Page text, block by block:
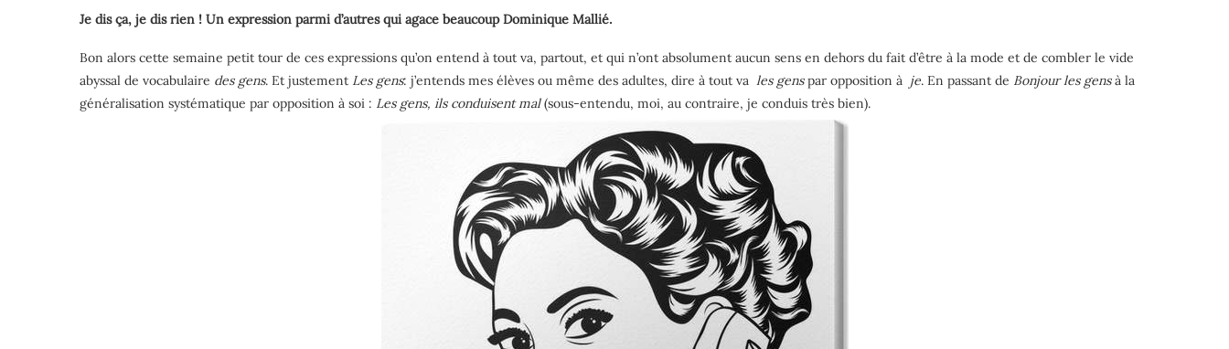
Je dis ça, je dis rien ! Un expression parmi d’autres qui agace beaucoup Dominique Mallié.
Bon alors cette semaine petit tour de ces expressions qu’on entend à tout va, partout, et qui n’ont absolument aucun sens en dehors du fait d’être à la mode et de combler le vide
abyssal de vocabulaire des gens. Et justement Les gens: j’entends mes élèves ou même des adultes, dire à tout va les genspar opposition à je. En passant de Bonjourles gens à la
généralisation systématique par opposition à soi : Les gens, ils conduisent mal(sous-entendu, moi, au contraire, je conduis très bien).